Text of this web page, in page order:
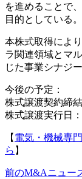
を進めることで
目的としている。
本株式取得によ
ラ関連領域とマ
じた事業シナジ
今後の予定：
株式譲渡契約締
株式譲渡実行日
【 電気・機械専
ら 】
前のM&Aニュー